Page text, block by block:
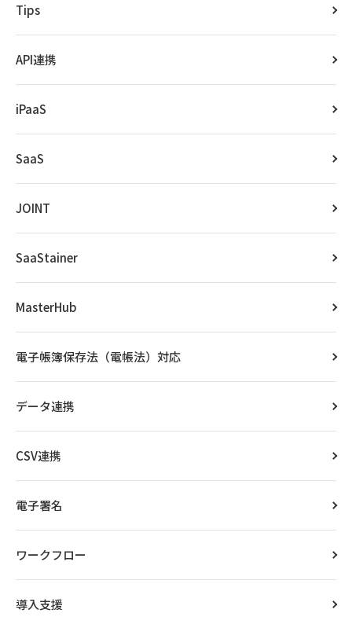
Tips
API連携
iPaaS
SaaS
JOINT
SaaStainer
MasterHub
電子帳簿保存法（電帳法）対応
データ連携
CSV連携
電子署名
ワークフロー
導入支援